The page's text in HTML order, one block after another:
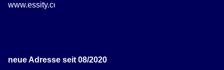
www.essity.com/careers
neue Adresse seit 08/2020